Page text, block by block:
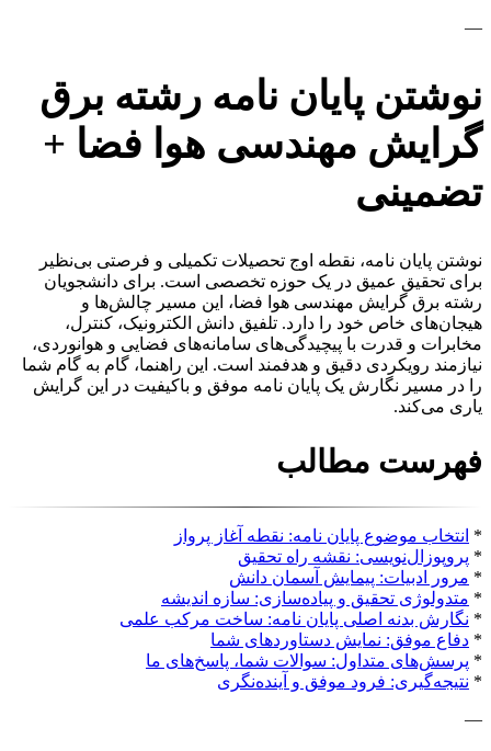
—
نوشتن پایان نامه رشته برق
گرایش مهندسی هوا فضا +
تضمینی
نوشتن پایان نامه، نقطه اوج تحصیلات تکمیلی و فرصتی بی‌نظیر
برای تحقیق عمیق در یک حوزه تخصصی است. برای دانشجویان
رشته برق گرایش مهندسی هوا فضا، این مسیر چالش‌ها و
هیجان‌های خاص خود را دارد. تلفیق دانش الکترونیک، کنترل،
مخابرات و قدرت با پیچیدگی‌های سامانه‌های فضایی و هوانوردی،
نیازمند رویکردی دقیق و هدفمند است. این راهنما، گام به گام شما
را در مسیر نگارش یک پایان نامه موفق و باکیفیت در این گرایش
یاری می‌کند.
فهرست مطالب
* انتخاب موضوع پایان نامه: نقطه آغاز پرواز
* پروپوزال‌نویسی: نقشه راه تحقیق
* مرور ادبیات: پیمایش آسمان دانش
* متدولوژی تحقیق و پیاده‌سازی: سازه اندیشه
* نگارش بدنه اصلی پایان نامه: ساخت مرکب علمی
* دفاع موفق: نمایش دستاوردهای شما
* پرسش‌های متداول: سوالات شما، پاسخ‌های ما
* نتیجه‌گیری: فرود موفق و آینده‌نگری
—